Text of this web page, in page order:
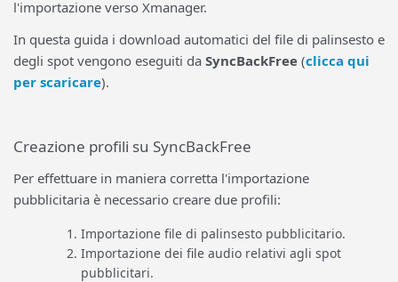
l'importazione verso Xmanager.
In questa guida i download automatici del file di palinsesto e
degli spot vengono eseguiti da SyncBackFree (clicca qui
per scaricare).
Creazione profili su SyncBackFree
Per effettuare in maniera corretta l'importazione
pubblicitaria è necessario creare due profili:
Importazione file di palinsesto pubblicitario.
Importazione dei file audio relativi agli spot
pubblicitari.